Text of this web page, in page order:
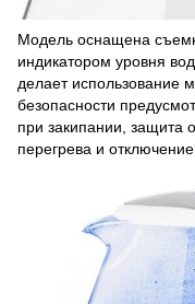
Модель оснащена
индикатором уровня
делает использование
безопасности
при закипании, защита
перегрева и